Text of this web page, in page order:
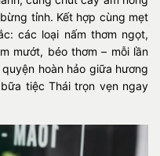
tỉnh. Kết hợp cùng mẹt
các loại nấm thơm ngọt,
mướt, béo thơm – mỗi lần
hoàn hảo giữa hương
tiệc Thái trọn vẹn ngay